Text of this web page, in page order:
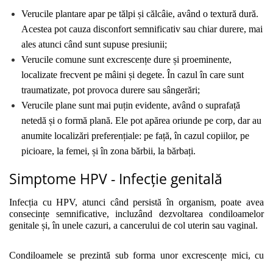
Verucile plantare apar pe tălpi și călcâie, având o textură dură.
Acestea pot cauza disconfort semnificativ sau chiar durere, mai
ales atunci când sunt supuse presiunii;
Verucile comune sunt excrescențe dure și proeminente,
localizate frecvent pe mâini și degete. În cazul în care sunt
traumatizate, pot provoca durere sau sângerări;
Verucile plane sunt mai puțin evidente, având o suprafață
netedă și o formă plană. Ele pot apărea oriunde pe corp, dar au
anumite localizări preferențiale: pe față, în cazul copiilor, pe
picioare, la femei, și în zona bărbii, la bărbați.
Simptome HPV - Infecție genitală
Infecția cu HPV, atunci când persistă în organism, poate avea
consecințe semnificative, incluzând dezvoltarea condiloamelor
genitale și, în unele cazuri, a cancerului de col uterin sau vaginal.
Condiloamele se prezintă sub forma unor excrescențe mici, cu